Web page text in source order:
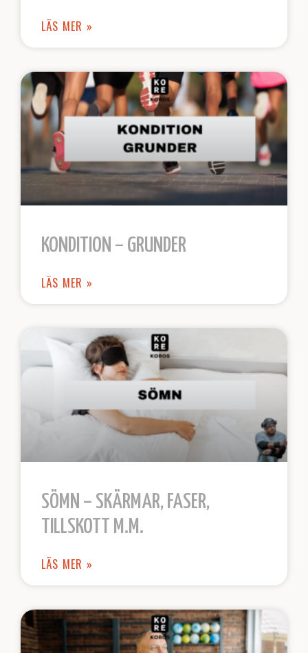
LÄS MER »
KONDITION – GRUNDER
LÄS MER »
SÖMN – SKÄRMAR, FASER,
TILLSKOTT M.M.
LÄS MER »